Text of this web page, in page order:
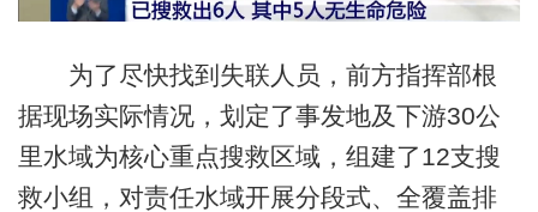
为了尽快找到失联人员，前方指挥部根
据现场实际情况，划定了事发地及下游30公
里水域为核心重点搜救区域，组建了12支搜
救小组，对责任水域开展分段式、全覆盖排